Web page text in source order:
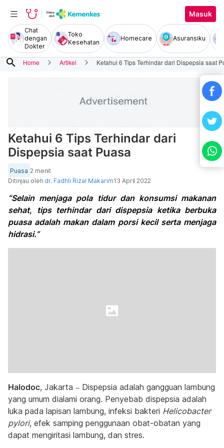
Masuk
Chat
dengan
Dokter
Toko
Kesehatan
Homecare Asuransiku
search Home Artikel Ketahui 6 Tips Terhindar dari Dispepsia saat
Ketahui 6 Tips Terhindar dari
Dispepsia saat Puasa
Puasa 2 menit
Ditinjau oleh dr. Fadhli Rizal Makarim13 April 2022
“Selain menjaga pola tidur dan konsumsi makanan
sehat, tips terhindar dari dispepsia ketika berbuka
puasa adalah makan dalam porsi kecil serta menjaga
hidrasi.”
Halodoc, Jakarta – Dispepsia adalah gangguan lambung
yang umum dialami orang. Penyebab dispepsia adalah
luka pada lapisan lambung, infeksi bakteri Helicobacter
pylori, efek samping penggunaan obat-obatan yang
dapat mengiritasi lambung, dan stres.